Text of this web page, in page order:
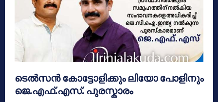
ടെൽസൻ കോട്ടോളിക്കും ലിയോ പോളിനും
ജെ.എഫ്.എസ്. പുരസ്കാരം